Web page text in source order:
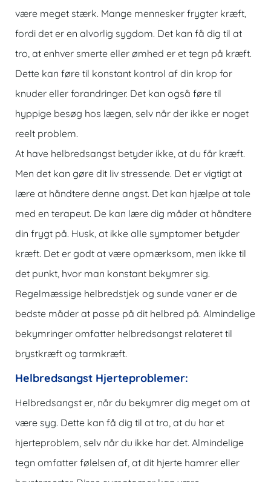
være meget stærk. Mange mennesker frygter kræft,
fordi det er en alvorlig sygdom. Det kan få dig til at
tro, at enhver smerte eller ømhed er et tegn på kræft.
Dette kan føre til konstant kontrol af din krop for
knuder eller forandringer. Det kan også føre til
hyppige besøg hos lægen, selv når der ikke er noget
reelt problem.
At have helbredsangst betyder ikke, at du får kræft.
Men det kan gøre dit liv stressende. Det er vigtigt at
lære at håndtere denne angst. Det kan hjælpe at tale
med en terapeut. De kan lære dig måder at håndtere
din frygt på. Husk, at ikke alle symptomer betyder
kræft. Det er godt at være opmærksom, men ikke til
det punkt, hvor man konstant bekymrer sig.
Regelmæssige helbredstjek og sunde vaner er de
bedste måder at passe på dit helbred på. Almindelige
bekymringer omfatter helbredsangst relateret til
brystkræft og tarmkræft.
Helbredsangst Hjerteproblemer:
Helbredsangst er, når du bekymrer dig meget om at
være syg. Dette kan få dig til at tro, at du har et
hjerteproblem, selv når du ikke har det. Almindelige
tegn omfatter følelsen af, at dit hjerte hamrer eller